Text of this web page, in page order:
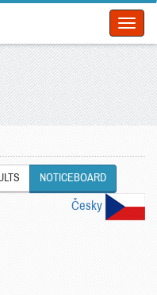
NOTICEBOARD
Česky